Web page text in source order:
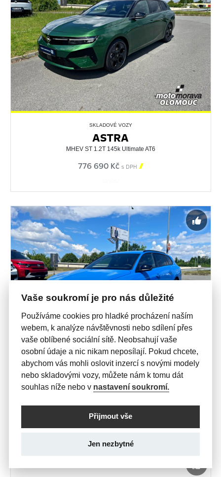
SKLADOVÉ VOZY
ASTRA
MHEV ST 1.2T 145k Ultimate AT6
776 690 Kč s DPH 
ASTRA
MHEV ST 1.2T 145k Edition AT6
634 000 Kč s DPH
Vaše soukromí je pro nás důležité
Používáme cookies pro hladké procházení naším
webem, k analýze návštěvnosti nebo sdílení přes
vaše oblíbené sociální sítě. Neobsahují vaše
osobní údaje a nic nikam neposílají. Pokud chcete,
abychom vás mohli oslovit inzercí s novými modely
nebo skladovými vozy, můžete nám k tomu dát
souhlas níže nebo v nastavení soukromí.
Přijmout vše
Jen nezbytné